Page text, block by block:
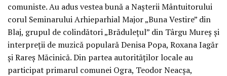
comuniste. Au adus vestea bună a Nașterii Mântuitorului
corul Seminarului Arhieparhial Major „Buna Vestire” din
Blaj, grupul de colindători „Brădulețul” din Târgu Mureș și
interpreții de muzică populară Denisa Popa, Roxana Iagăr
și Rareș Măcinică. Din partea autorităților locale au
participat primarul comunei Ogra, Teodor Neacșa,